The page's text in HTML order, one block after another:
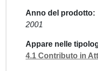
Anno del prodotto
2001
Appare nelle
4.1 Contributo in